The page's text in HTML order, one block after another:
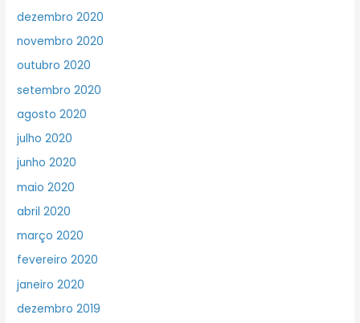
dezembro 2020
novembro 2020
outubro 2020
setembro 2020
agosto 2020
julho 2020
junho 2020
maio 2020
abril 2020
março 2020
fevereiro 2020
janeiro 2020
dezembro 2019